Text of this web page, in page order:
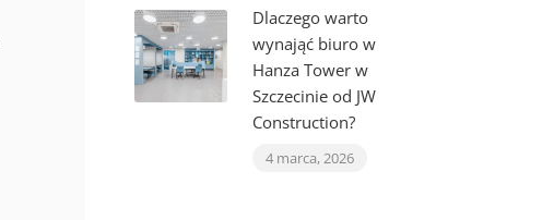
Dlaczego warto
wynająć biuro w
Hanza Tower w
Szczecinie od JW
Construction?
4 marca, 2026